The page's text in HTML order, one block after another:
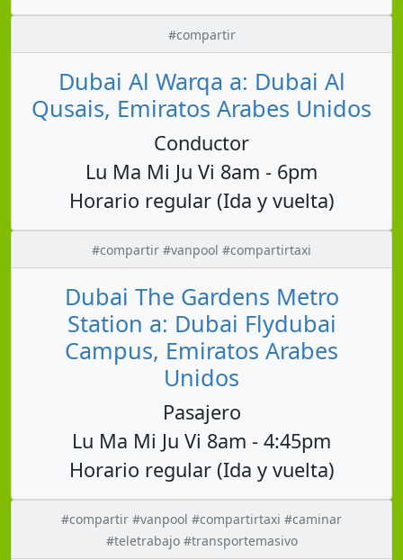
#compartir
Dubai Al Warqa a: Dubai Al
Qusais, Emiratos Arabes Unidos
Conductor
Lu Ma Mi Ju Vi 8am - 6pm
Horario regular (Ida y vuelta)
#compartir #vanpool #compartirtaxi
Dubai The Gardens Metro
Station a: Dubai Flydubai
Campus, Emiratos Arabes
Unidos
Pasajero
Lu Ma Mi Ju Vi 8am - 4:45pm
Horario regular (Ida y vuelta)
#compartir #vanpool #compartirtaxi #caminar
#teletrabajo #transportemasivo